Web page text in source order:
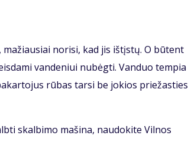
norisi, kad jis ištįstų. O būtent
vandeniui nubėgti. Vanduo tempia
rūbas tarsi be jokios priežasties
skalbimo mašina, naudokite Vilnos